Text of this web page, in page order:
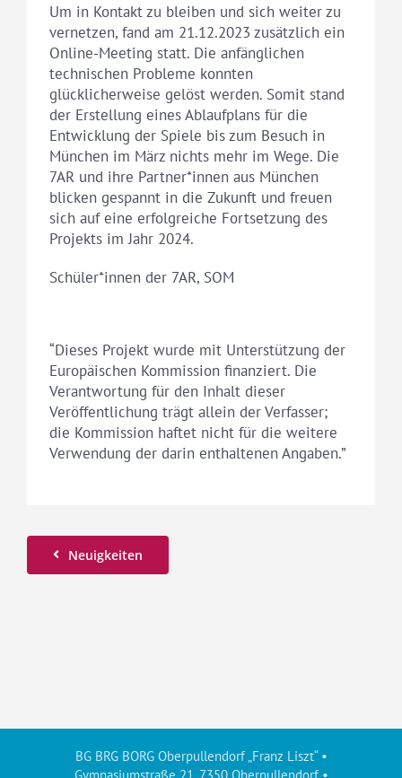
Um in Kontakt zu bleiben und sich weiter zu
vernetzen, fand am 21.12.2023 zusätzlich ein
Online-Meeting statt. Die anfänglichen
technischen Probleme konnten
glücklicherweise gelöst werden. Somit stand
der Erstellung eines Ablaufplans für die
Entwicklung der Spiele bis zum Besuch in
München im März nichts mehr im Wege. Die
7AR und ihre Partner*innen aus München
blicken gespannt in die Zukunft und freuen
sich auf eine erfolgreiche Fortsetzung des
Projekts im Jahr 2024.
Schüler*innen der 7AR, SOM
“Dieses Projekt wurde mit Unterstützung der
Europäischen Kommission finanziert. Die
Verantwortung für den Inhalt dieser
Veröffentlichung trägt allein der Verfasser;
die Kommission haftet nicht für die weitere
Verwendung der darin enthaltenen Angaben.”
Neuigkeiten
BG BRG BORG Oberpullendorf „Franz Liszt“ •
Gymnasiumstraße 21, 7350 Oberpullendorf •